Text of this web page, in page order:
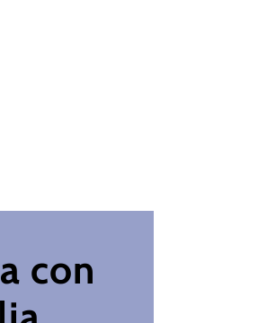
con